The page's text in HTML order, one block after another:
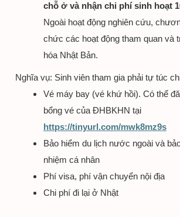
chỗ ở và nhận chi phí sinh hoạt
Ngoài hoạt động nghiên cứu,
chức các hoạt động tham quan và
hóa Nhật Bản.
Nghĩa vụ: Sinh viên tham gia phải tự túc
Vé máy bay (vé khứ hồi). Có thể
bổng vé của ĐHBKHN tại
https://tinyurl.com/mwk8mz9s
Bảo hiểm du lịch nước ngoài và
nhiệm cá nhân
Phí visa, phí vận chuyển nội địa
Chi phí đi lại ở Nhật